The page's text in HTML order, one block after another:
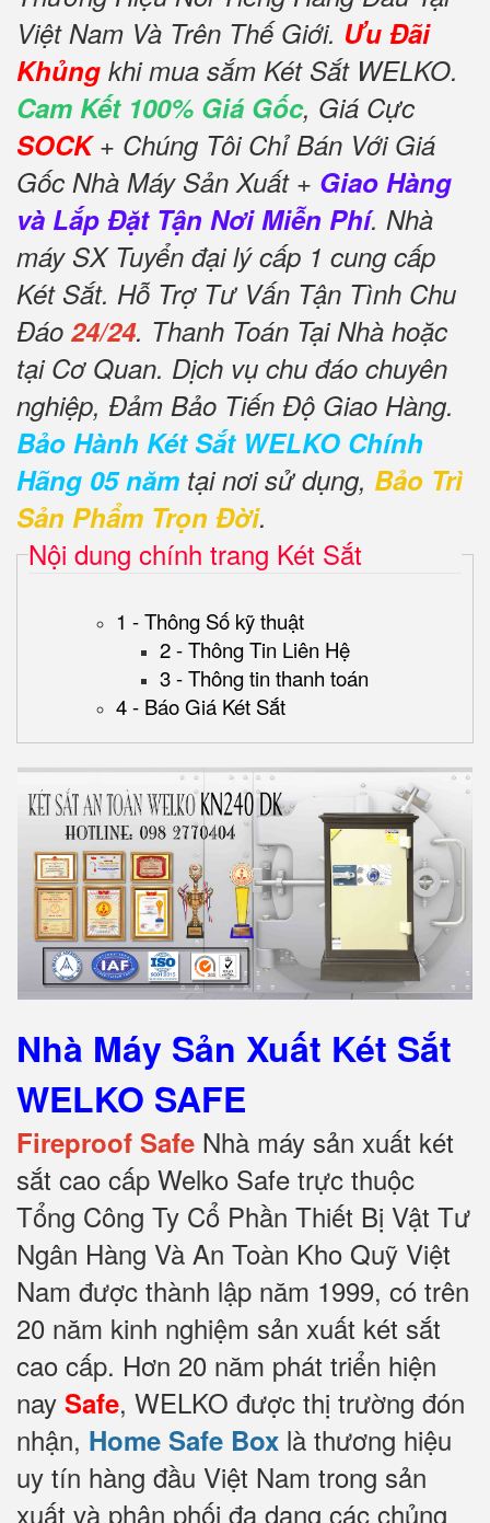
Việt Nam Và Trên Thế Giới. Ưu Đãi
Khủng khi mua sắm Két Sắt WELKO.
Cam Kết 100% Giá Gốc, Giá Cực
SOCK+ Chúng Tôi Chỉ Bán Với Giá
Gốc Nhà Máy Sản Xuất + Giao Hàng
và Lắp Đặt Tận Nơi Miễn Phí. Nhà
máy SX Tuyển đại lý cấp 1 cung cấp
Két Sắt. Hỗ Trợ Tư Vấn Tận Tình Chu
Đáo 24/24. Thanh Toán Tại Nhà hoặc
tại Cơ Quan. Dịch vụ chu đáo chuyên
nghiệp, Đảm Bảo Tiến Độ Giao Hàng.
Bảo Hành Két Sắt WELKO Chính
Hãng 05 năm tại nơi sử dụng, Bảo Trì
Sản Phẩm Trọn Đời.
Nội dung chính trang Két Sắt
1 - Thông Số kỹ thuật
2 - Thông Tin Liên Hệ
3 - Thông tin thanh toán
4 - Báo Giá Két Sắt
Nhà Máy Sản Xuất Két Sắt
WELKO SAFE
Fireproof Safe Nhà máy sản xuất két
sắt cao cấp Welko Safe trực thuộc
Tổng Công Ty Cổ Phần Thiết Bị Vật Tư
Ngân Hàng Và An Toàn Kho Quỹ Việt
Nam được thành lập năm 1999, có trên
20 năm kinh nghiệm sản xuất két sắt
cao cấp. Hơn 20 năm phát triển hiện
nay Safe, WELKO được thị trường đón
nhận, Home Safe Box là thương hiệu
uy tín hàng đầu Việt Nam trong sản
xuất và phân phối đa dạng các chủng